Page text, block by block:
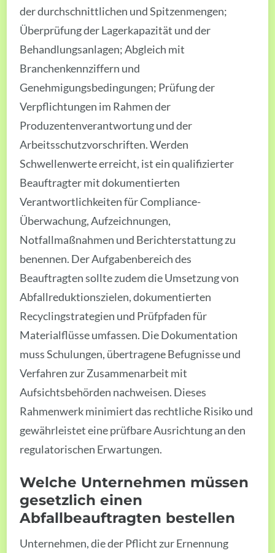
der durchschnittlichen und Spitzenmengen;
Überprüfung der Lagerkapazität und der
Behandlungsanlagen; Abgleich mit
Branchenkennziffern und
Genehmigungsbedingungen; Prüfung der
Verpflichtungen im Rahmen der
Produzentenverantwortung und der
Arbeitsschutzvorschriften. Werden
Schwellenwerte erreicht, ist ein qualifizierter
Beauftragter mit dokumentierten
Verantwortlichkeiten für Compliance-
Überwachung, Aufzeichnungen,
Notfallmaßnahmen und Berichterstattung zu
benennen. Der Aufgabenbereich des
Beauftragten sollte zudem die Umsetzung von
Abfallreduktionszielen, dokumentierten
Recyclingstrategien und Prüfpfaden für
Materialflüsse umfassen. Die Dokumentation
muss Schulungen, übertragene Befugnisse und
Verfahren zur Zusammenarbeit mit
Aufsichtsbehörden nachweisen. Dieses
Rahmenwerk minimiert das rechtliche Risiko und
gewährleistet eine prüfbare Ausrichtung an den
regulatorischen Erwartungen.
Welche Unternehmen müssen
gesetzlich einen
Abfallbeauftragten bestellen
Unternehmen, die der Pflicht zur Ernennung